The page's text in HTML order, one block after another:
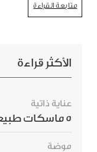
متابعة القراءة
الأكثر قراءة
عناية ذاتية
موضة